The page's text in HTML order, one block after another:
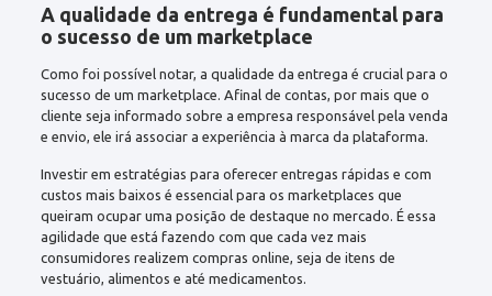
A qualidade da entrega é fundamental para
o sucesso de um marketplace
Como foi possível notar, a qualidade da entrega é crucial para o
sucesso de um marketplace. Afinal de contas, por mais que o
cliente seja informado sobre a empresa responsável pela venda
e envio, ele irá associar a experiência à marca da plataforma.
Investir em estratégias para oferecer entregas rápidas e com
custos mais baixos é essencial para os marketplaces que
queiram ocupar uma posição de destaque no mercado. É essa
agilidade que está fazendo com que cada vez mais
consumidores realizem compras online, seja de itens de
vestuário, alimentos e até medicamentos.